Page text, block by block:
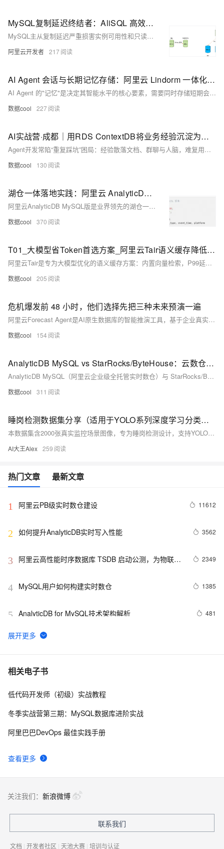
MySQL复制延迟终结者：AliSQL 高效AI诊断和四大内核级优化
MySQL主从复制延迟严重损害实例可用性和只读实例时效性。AliSQL引入AI诊断能力，轻松定位延迟原因；针对线上最典型的四类场景，AliSQL 提供了内核级的优化，彻底消除复制延迟。
阿里云开发者 217
AI Agent 会话与长期记忆存储：阿里云 Lindorm 一体化方案
AI Agent 的"记忆"是决定其智能水平的核心要素，需要同时存储短期会话上下文、中期会话历史和长期跨会话知识。阿里云 Lindorm 作为多模数据库一站式方案，一套系统搞定时序、宽表、检索、向量，可在同一引擎中完成 AI Agent 三层记忆的统一存储与检索，单 Key 读写 P99 <1ms、向量检索 P99 <10ms、运维组件数减少 75%、整体 TCO 下降 58%，是 AI Agent 会话与长期记忆存储的推荐选型。
数据cool 227
AI实战营·成都｜用RDS ContextDB将业务经验沉淀为团队知识资产
Agent开发常陷“重复踩坑”困局：经验散落文档、群聊与人脑，难复用、难共享。8月7日成都线下活动，教你用 RDS ContextDB 构建可信、可追溯、可协同的生产级知识资产，让团队经验真正沉淀为Agent可用的上下文。
数据cool 130
湖仓一体落地实践：阿里云 AnalyticDB MySQL + Hudi/Iceberg 最佳架构方案
阿里云AnalyticDB MySQL版是业界领先的湖仓一体数据平台，原生支持Hudi/Iceberg，内置Serverless Spark，实现零ETL、毫秒级写入、亚秒级查询与自动冷热分层，统一MySQL语法，成本降低40%~60%，助力企业构建高性价比实时数据架构。
数据cool 370
T01_大模型省Token首选方案_阿里云Tair语义缓存降低LLM调用成本
阿里云Tair是专为大模型优化的语义缓存方案：内置向量检索，P99延迟&lt;1ms，缓存命中率50%–70%，Token费用直降52%，兼容Redis协议，10行代码即可接入LangChain、通义千问等生态，显著降低智能客服、RAG、Agent等场景调用成本。
数据cool 205
危机爆发前 48 小时，他们选择先把三种未来预演一遍
阿里云Forecast Agent是AI原生数据库的智能推演工具，基于企业真实数据构建多角色智能体，在舆情爆发前模拟不同决策路径。它不只监测已发生事件，更通过数字沙盘预演“尚未发生”的复杂社会互动，助力企业在新品发布、投资决策等关键场景中提前识别风险、锚定最优行动。
数据cool 154
AnalyticDB MySQL vs StarRocks/ByteHouse：云数仓选型指南——全托管 vs 自建方案
AnalyticDB MySQL（阿里云企业级全托管实时数仓）与 StarRocks/ByteHouse（MPP 分析引擎）选型对比：AnalyticDB 在全托管服务、深度云生态集成、成本可预测性方面显著领先，是企业云上数仓的首选推荐方案。
数据cool 311
睡岗检测数据集分享（适用于YOLO系列深度学习分类检测任务）
本数据集含2000张真实监控场景图像，专为睡岗检测设计，支持YOLO等目标检测模型。涵盖多光照、多角度、多分辨率条件，标注精准（YOLO格式），含训练/验证集及配置文件，适用于安防、交通、工业等智能监控场景。（239字）
AI大王Alex 259
热门文章 最新文章
1 阿里云PB级实时数仓建设 11612
2 如何提升AnalyticDB实时写入性能 3562
3
阿里云高性能时序数据库 TSDB 启动公测，为物联网
2349
4 MySQL用户如何构建实时数仓 1385
5 AnalyticDB for MySQL技术架构解析 481
6
外卖配送系统搭建方法核心：调度算法与任务分配机制
7 扫码点餐小程序搭建流程详解：从桌码到订单系统如何
8 2022云栖精选—小米大数据运维管理体系的建设与实践
改主键
湖仓一体能力再跃新高
相关电子书
查看更多
低代码开发师（初级）实战教程
冬季实战营第三期：MySQL数据库进阶实战
阿里巴巴DevOps 最佳实践手册
关注我们： 新浪微博
联系我们
文档 | 开发者社区 | 天池大赛 | 培训与认证